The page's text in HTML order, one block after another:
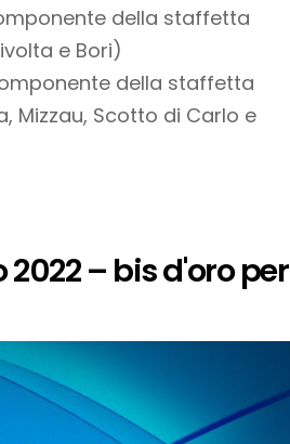
della staffetta
e Bori)
della staffetta
Mizzau, Scotto di Carlo e
– bis d'oro per